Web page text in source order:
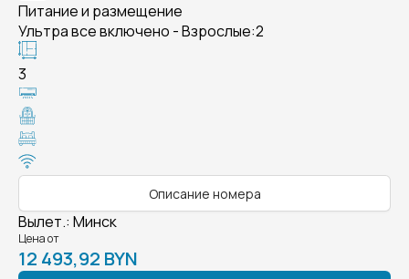
Питание и размещение
Ультра все включено - Взрослые:2
3
Описание номера
Вылет.: Минск
Цена от
12 493,92 BYN